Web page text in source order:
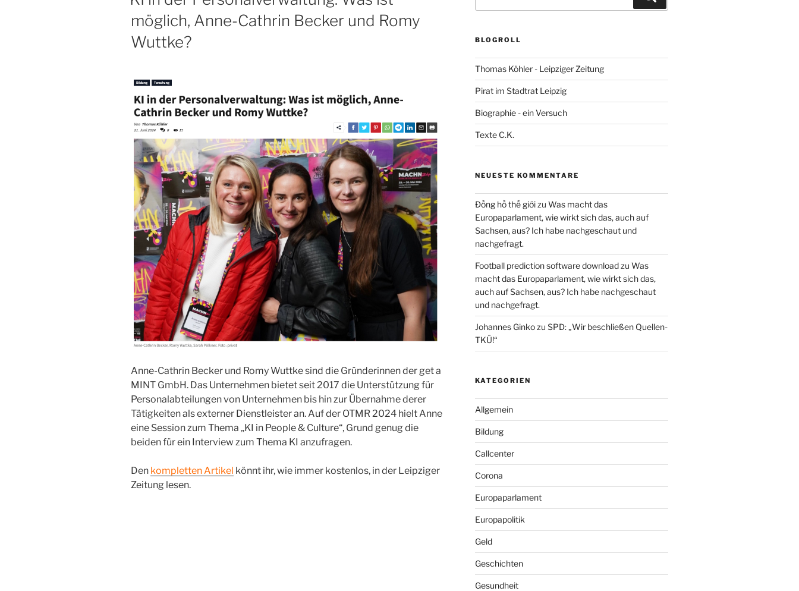
möglich, Anne-Cathrin Becker und Romy
Wuttke?
Anne-Cathrin Becker und Romy Wuttke sind die Gründerinnen der get a
MINT GmbH. Das Unternehmen bietet seit 2017 die Unterstützung für
Personalabteilungen von Unternehmen bis hin zur Übernahme derer
Tätigkeiten als externer Dienstleister an. Auf der OTMR 2024 hielt Anne
eine Session zum Thema „KI in People & Culture“, Grund genug die
beiden für ein Interview zum Thema KI anzufragen.
Den kompletten Artikel könnt ihr, wie immer kostenlos, in der Leipziger
Zeitung lesen.
BLOGROLL
Thomas Köhler - Leipziger Zeitung
Pirat im Stadtrat Leipzig
Biographie - ein Versuch
Texte C.K.
NEUESTE KOMMENTARE
Đồng hồ thế giớizu Was macht das
Europaparlament, wie wirkt sich das, auch auf
Sachsen, aus? Ich habe nachgeschaut und
nachgefragt.
Football prediction software downloadzu Was
macht das Europaparlament, wie wirkt sich das,
auch auf Sachsen, aus? Ich habe nachgeschaut
und nachgefragt.
Johannes Ginkozu SPD: „Wir beschließen Quellen-
TKÜ!“
KATEGORIEN
Allgemein
Bildung
Callcenter
Corona
Europaparlament
Europapolitik
Geld
Geschichten
Gesundheit